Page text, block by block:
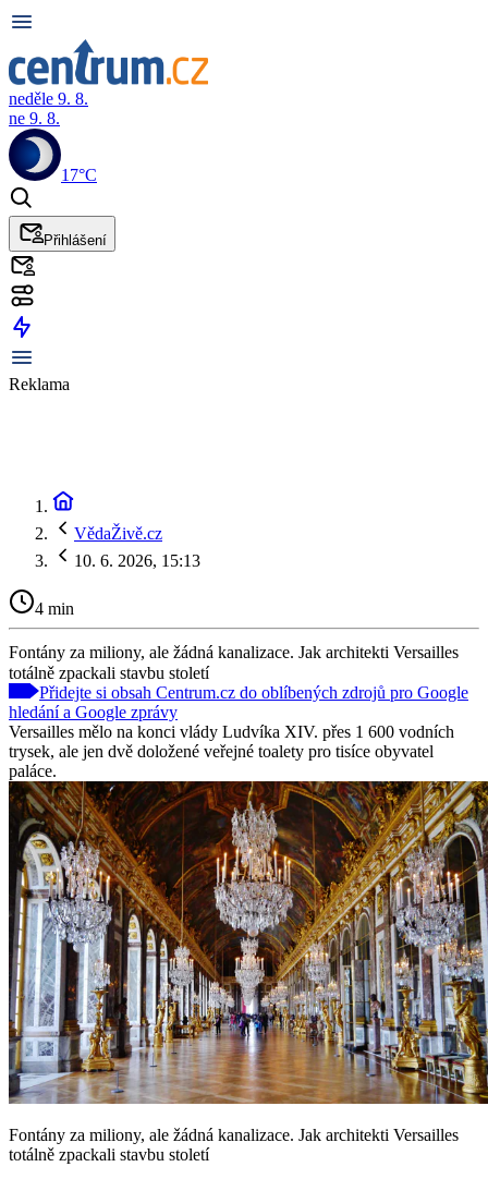
neděle 9. 8.
ne 9. 8.
17°C
Přihlášení
Reklama
VědaŽivě.cz
10. 6. 2026, 15:13
4 min
Fontány za miliony, ale žádná kanalizace. Jak architekti Versailles
totálně zpackali stavbu století
Přidejte si obsah Centrum.cz do oblíbených zdrojů pro Google
hledání a Google zprávy
Versailles mělo na konci vlády Ludvíka XIV. přes 1 600 vodních
trysek, ale jen dvě doložené veřejné toalety pro tisíce obyvatel
paláce.
Fontány za miliony, ale žádná kanalizace. Jak architekti Versailles
totálně zpackali stavbu století